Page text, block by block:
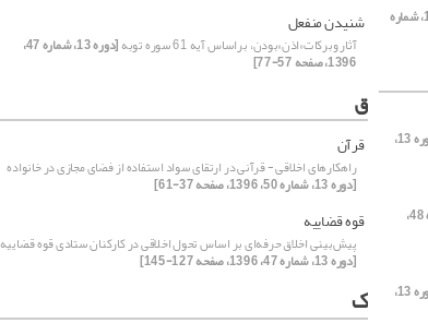
[دوره 13، شماره شنیدن منفعل
آثار وبرکات«اذن»بودن، براساس آیه 61 سوره توبه [دوره 13، شماره 47،
1396، صفحه 57-77]
[دوره 13،
[دوره 13، شماره 48،
[دوره 13،
ق
قرآن
راهکارهای اخلاقی - قرآنی در ارتقای سواد استفاده از فضای مجازی در خانواده
[دوره 13، شماره 50، 1396، صفحه 37-61]
قوه قضاییه
پیش‌بینی اخلاق حرفه‌ای بر اساس تحول اخلاقی در کارکنان ستادی قوه قضاییه
[دوره 13، شماره 47، 1396، صفحه 127-145]
ک